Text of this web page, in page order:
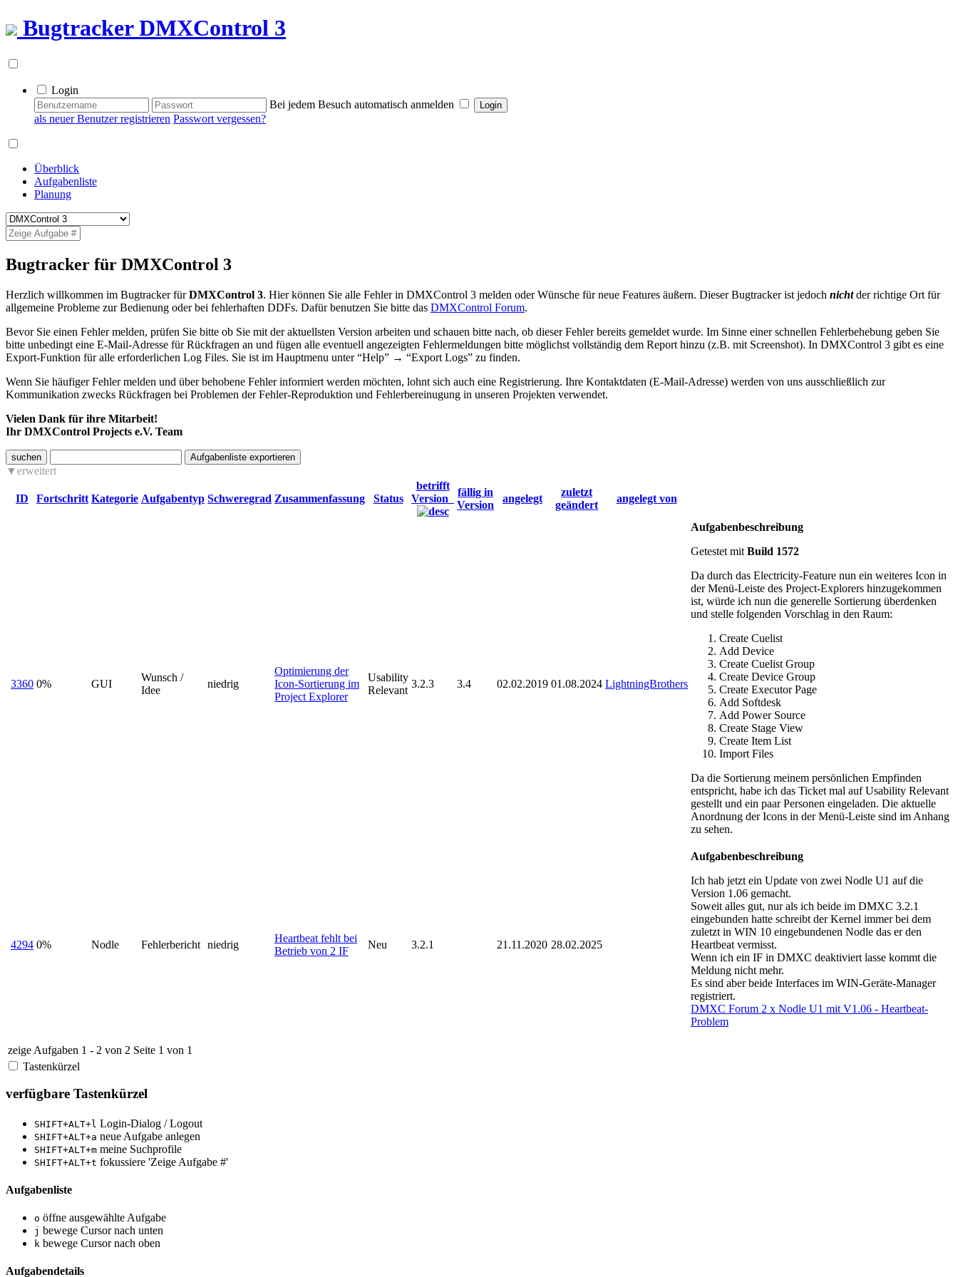
BugtrackerDMXControl 3
Login
Bei jedem Besuch automatisch anmelden
als neuer Benutzer registrieren Passwort vergessen?
Überblick
Aufgabenliste
Planung
Bugtracker für DMXControl 3
Herzlich willkommen im Bugtracker fürDMXControl 3. Hier können Sie alle Fehler in DMXControl 3 melden oder Wünsche für neue Features äußern. Dieser Bugtracker ist jedoch nichtder richtige Ort für
allgemeine Probleme zur Bedienung oder bei fehlerhaften DDFs. Dafür benutzen Sie bitte das DMXControl Forum.
Bevor Sie einen Fehler melden, prüfen Sie bitte ob Sie mit der aktuellsten Version arbeiten und schauen bitte nach, ob dieser Fehler bereits gemeldet wurde. Im Sinne einer schnellen Fehlerbehebung geben Sie
bitte unbedingt eine E-Mail-Adresse für Rückfragen an und fügen alle eventuell angezeigten Fehlermeldungen bitte möglichst vollständig dem Report hinzu (z.B. mit Screenshot). In DMXControl 3 gibt es eine
Export-Funktion für alle erforderlichen Log Files. Sie ist im Hauptmenu unter “Help” → “Export Logs” zu finden.
Wenn Sie häufiger Fehler melden und über behobene Fehler informiert werden möchten, lohnt sich auch eine Registrierung. Ihre Kontaktdaten (E-Mail-Adresse) werden von uns ausschließlich zur
Kommunikation zwecks Rückfragen bei Problemen der Fehler-Reproduktion und Fehlerbereinugung in unseren Projekten verwendet.
Vielen Dank für ihre Mitarbeit!
Ihr DMXControl Projects e.V. Team
suchen
erweitert
ID Fortschritt Kategorie Aufgabentyp Schweregrad Zusammenfassung Status
betrifft
Version
fällig in
Version
angelegt
zuletzt
geändert
angelegt von
3360 0% GUI
Wunsch /
Idee
niedrig
Optimierung der
Icon-Sortierung im
Project Explorer
Usability
Relevant
3.2.3 3.4 02.02.2019 01.08.2024 LightningBrothers
Aufgabenbeschreibung
Getestet mit Build 1572
Da durch das Electricity-Feature nun ein weiteres Icon in
der Menü-Leiste des Project-Explorers hinzugekommen
ist, würde ich nun die generelle Sortierung überdenken
und stelle folgenden Vorschlag in den Raum:
Create Cuelist
Add Device
Create Cuelist Group
Create Device Group
Create Executor Page
Add Softdesk
Add Power Source
Create Stage View
Create Item List
Import Files
Da die Sortierung meinem persönlichen Empfinden
entspricht, habe ich das Ticket mal auf Usability Relevant
gestellt und ein paar Personen eingeladen. Die aktuelle
Anordnung der Icons in der Menü-Leiste sind im Anhang
zu sehen.
4294 0% Nodle Fehlerbericht niedrig
Heartbeat fehlt bei
Betrieb von 2 IF
Neu 3.2.1 21.11.2020 28.02.2025
Aufgabenbeschreibung
Ich hab jetzt ein Update von zwei Nodle U1 auf die
Version 1.06 gemacht.
Soweit alles gut, nur als ich beide im DMXC 3.2.1
eingebunden hatte schreibt der Kernel immer bei dem
zuletzt in WIN 10 eingebundenen Nodle das er den
Heartbeat vermisst.
Wenn ich ein IF in DMXC deaktiviert lasse kommt die
Meldung nicht mehr.
Es sind aber beide Interfaces im WIN-Geräte-Manager
registriert.
DMXC Forum 2 x Nodle U1 mit V1.06 - Heartbeat-
Problem
zeige Aufgaben 1 - 2 von 2 Seite 1 von 1
Tastenkürzel
verfügbare Tastenkürzel
SHIFT+ALT+l Login-Dialog / Logout
SHIFT+ALT+a neue Aufgabe anlegen
SHIFT+ALT+m meine Suchprofile
SHIFT+ALT+t fokussiere 'Zeige Aufgabe #'
Aufgabenliste
o öffne ausgewählte Aufgabe
j bewege Cursor nach unten
k bewege Cursor nach oben
Aufgabendetails